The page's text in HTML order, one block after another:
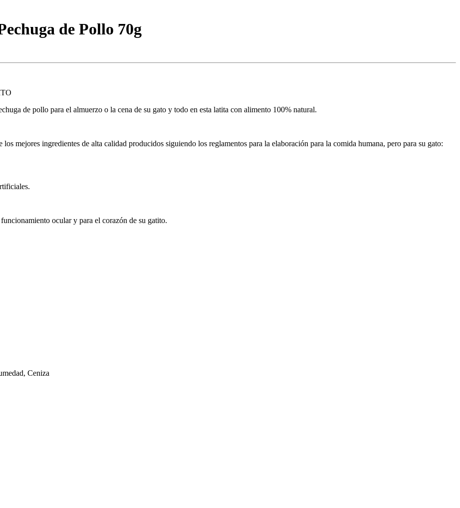
de Pollo 70g
de pollo para el almuerzo o la cena de su gato y todo en esta latita con alimento 100% natural.
mejores ingredientes de alta calidad producidos siguiendo los reglamentos para la elaboración para la comida humana, pero para su gato:
ocular y para el corazón de su gatito.
Ceniza